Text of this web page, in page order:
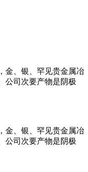
金、银、罕见贵金属冶
公司次要产物是阴极
金、银、罕见贵金属冶
公司次要产物是阴极